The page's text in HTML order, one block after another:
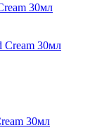
30мл
30мл